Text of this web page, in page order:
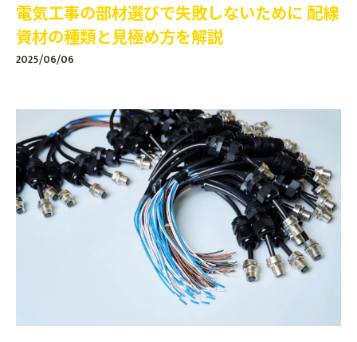
電気工事の部材選びで失敗しないために 配線
資材の種類と見極め方を解説
2025/06/06